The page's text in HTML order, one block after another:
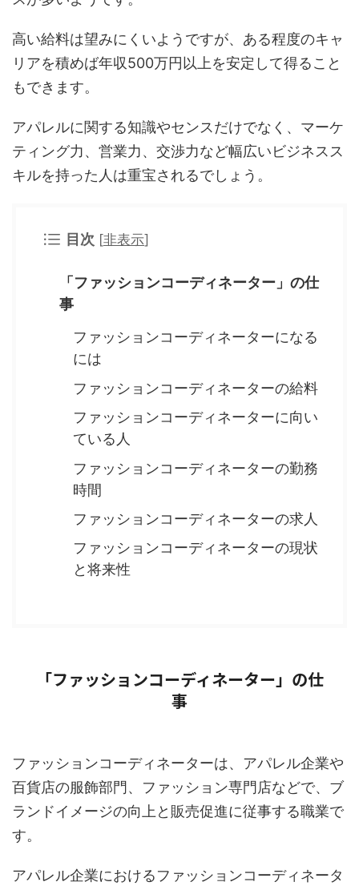
高い給料は望みにくいようですが、ある程度のキャ
リアを積めば年収500万円以上を安定して得ること
もできます。
アパレルに関する知識やセンスだけでなく、マーケ
ティング力、営業力、交渉力など幅広いビジネスス
キルを持った人は重宝されるでしょう。
目次 [非表示]
「ファッションコーディネーター」の仕
事
ファッションコーディネーターになる
には
ファッションコーディネーターの給料
ファッションコーディネーターに向い
ている人
ファッションコーディネーターの勤務
時間
ファッションコーディネーターの求人
ファッションコーディネーターの現状
と将来性
「ファッションコーディネーター」の仕
事
ファッションコーディネーターは、アパレル企業や
百貨店の服飾部門、ファッション専門店などで、ブ
ランドイメージの向上と販売促進に従事する職業で
す。
アパレル企業におけるファッションコーディネータ